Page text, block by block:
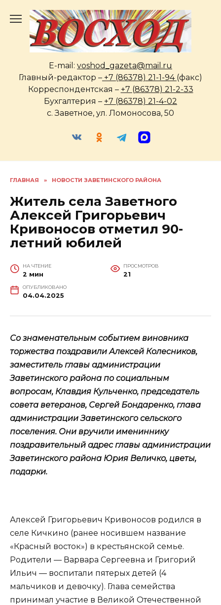
содержанию
E-mail: voshod_gazeta@mail.ru
Главный-редактор – +7 (86378) 21-1-94 (факс)
Корреспондентская – +7 (86378) 21-2-33
Бухгалтерия – +7 (86378) 21-4-02
с. Заветное, ул. Ломоносова, 50
ГЛАВНАЯ » НОВОСТИ ЗАВЕТИНСКОГО РАЙОНА
Житель села Заветного
Алексей Григорьевич
Кривоносов отметил 90-
летний юбилей
НА ЧТЕНИЕ
2 мин
ПРОСМОТРОВ
21
ОПУБЛИКОВАНО
04.04.2025
Со знаменательным событием виновника
торжества поздравили Алексей Колесников,
заместитель главы администрации
Заветинского района по социальным
вопросам, Клавдия Кульченко, председатель
совета ветеранов, Сергей Бондаренко, глава
администрации Заветинского сельского
поселения. Они вручили имениннику
поздравительный адрес главы администрации
Заветинского района Юрия Величко, цветы,
подарки.
Алексей Григорьевич Кривоносов родился в
селе Кичкино (ранее носившем название
«Красный восток») в крестьянской семье.
Родители — Варвара Сергеевна и Григорий
Ильич — воспитали пятерых детей (4
мальчиков и девочку). Глава семейства
принимал участие в Великой Отечественной